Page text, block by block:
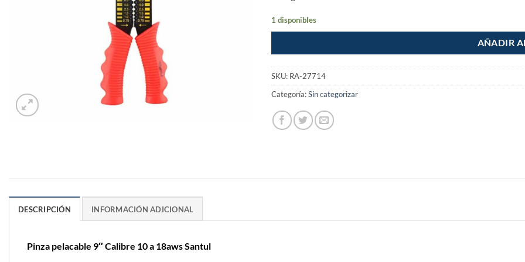
1 disponibles
AÑADIR
SKU: RA-27714
Categoría:Sin categorizar
DESCRIPCIÓN INFORMACIÓN ADICIONAL
Pinza pelacable 9″ Calibre 10 a 18aws Santul